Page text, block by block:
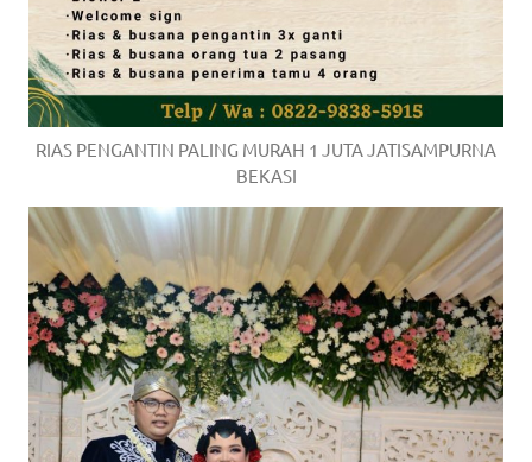
RIAS PENGANTIN PALING MURAH 1 JUTA JATISAMPURNA
BEKASI